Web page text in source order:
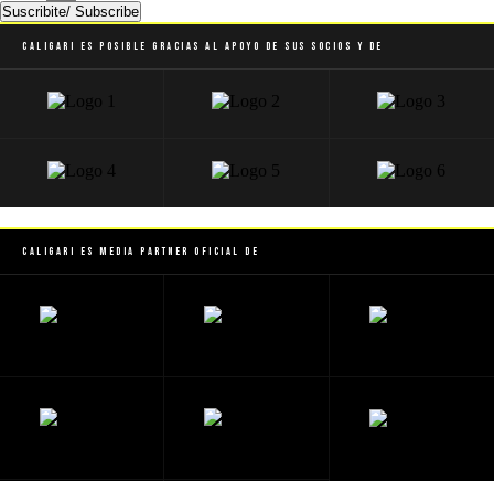
Suscribite/ Subscribe
Caligari es posible gracias al apoyo de sus socios y de
Caligari es Media Partner Oficial de